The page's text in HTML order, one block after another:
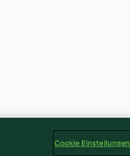
Cookie Einstellungen